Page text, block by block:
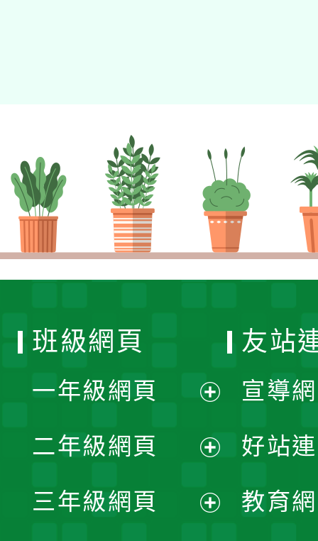
班級網頁
一年級網頁
開
選
二年級網頁
開
三年級網頁
友站
宣導
好站
教育